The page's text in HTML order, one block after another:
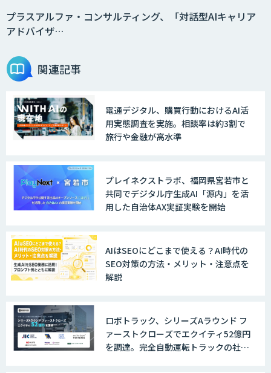
デジフロー
AI/DXソリューションサービス
AI/DXデータ分析サービス
MAISTER™
プラスアルファ・コンサルティング、「対話型AIキャリア
アドバイザ…
関連記事
電通デジタル、購買行動におけるAI活
用実態調査を実施。相談率は約3割で
旅行や金融が高水準
プレイネクストラボ、福岡県宮若市と
共同でデジタル庁生成AI「源内」を活
用した自治体AX実証実験を開始
AIはSEOにどこまで使える？AI時代の
SEO対策の方法・メリット・注意点を
解説
ロボトラック、シリーズAラウンド フ
ァーストクローズでエクイティ52億円
を調達。完全自動運転トラックの社会